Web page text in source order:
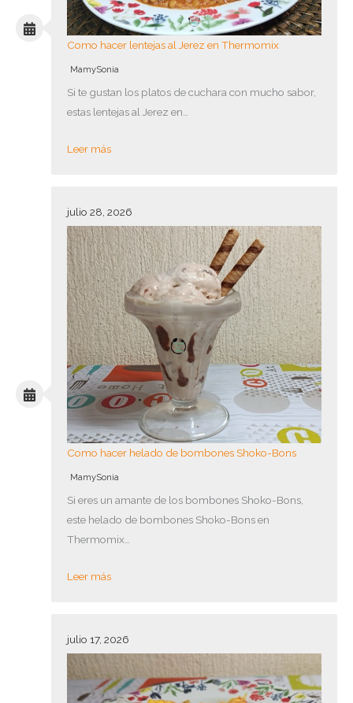
Como hacer lentejas al Jerez en Thermomix
MamySonia
Si te gustan los platos de cuchara con mucho sabor,
estas lentejas al Jerez en…
Leer más
julio 28, 2026
Como hacer helado de bombones Shoko-Bons
MamySonia
Si eres un amante de los bombones Shoko-Bons,
este helado de bombones Shoko-Bons en
Thermomix…
Leer más
julio 17, 2026